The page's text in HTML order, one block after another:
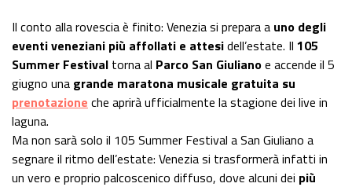
Il conto alla rovescia è finito: Venezia si prepara a uno degli
eventi veneziani più affollati e attesidell’estate. Il 105
Summer Festival torna al Parco San Giulianoe accende il 5
giugno una grande maratona musicale gratuita su
prenotazione che aprirà ufficialmente la stagione dei live in
laguna.
Ma non sarà solo il 105 Summer Festival a San Giuliano a
segnare il ritmo dell’estate: Venezia si trasformerà infatti in
un vero e proprio palcoscenico diffuso, dove alcuni dei più